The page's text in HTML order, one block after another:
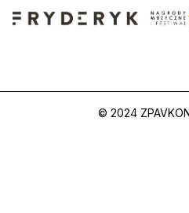
© 2024 ZPAV